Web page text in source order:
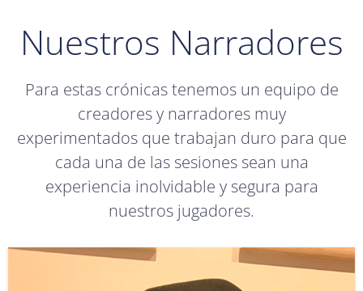
Nuestros Narradores
Para estas crónicas tenemos un equipo de
creadores y narradores muy
experimentados que trabajan duro para que
cada una de las sesiones sean una
experiencia inolvidable y segura para
nuestros jugadores.